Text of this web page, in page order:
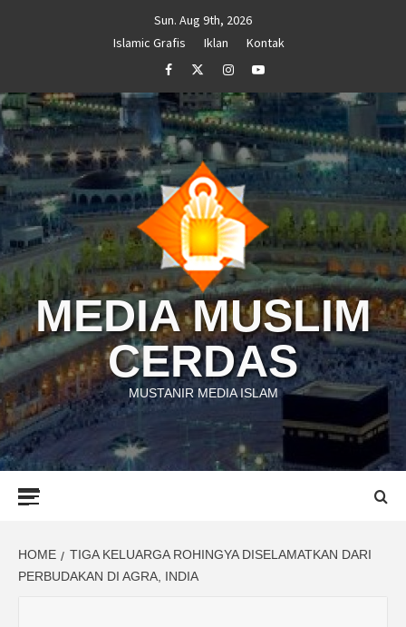
Sun. Aug 9th, 2026
Islamic Grafis
Iklan
Kontak
FacebookTwitterInstagramYoutube
MEDIA MUSLIM
CERDAS
MUSTANIR MEDIA ISLAM
HOME
TIGA KELUARGA ROHINGYA DISELAMATKAN DARI
PERBUDAKAN DI AGRA, INDIA